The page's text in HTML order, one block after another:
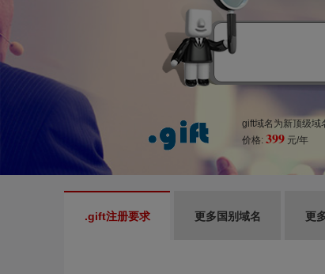
gift域名为新顶级域
价格: 399 元/年
.gift注册要求 更多国别域名 更